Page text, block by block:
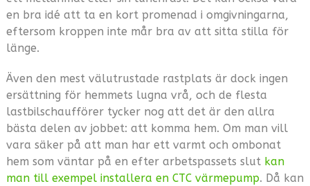
en bra idé att ta en kort promenad i omgivningarna,
eftersom kroppen inte mår bra av att sitta stilla för
länge.
Även den mest välutrustade rastplats är dock ingen
ersättning för hemmets lugna vrå, och de flesta
lastbilschaufförer tycker nog att det är den allra
bästa delen av jobbet: att komma hem. Om man vill
vara säker på att man har ett varmt och ombonat
hem som väntar på en efter arbetspassets slut kan
man till exempel installera en CTC värmepump. Då kan